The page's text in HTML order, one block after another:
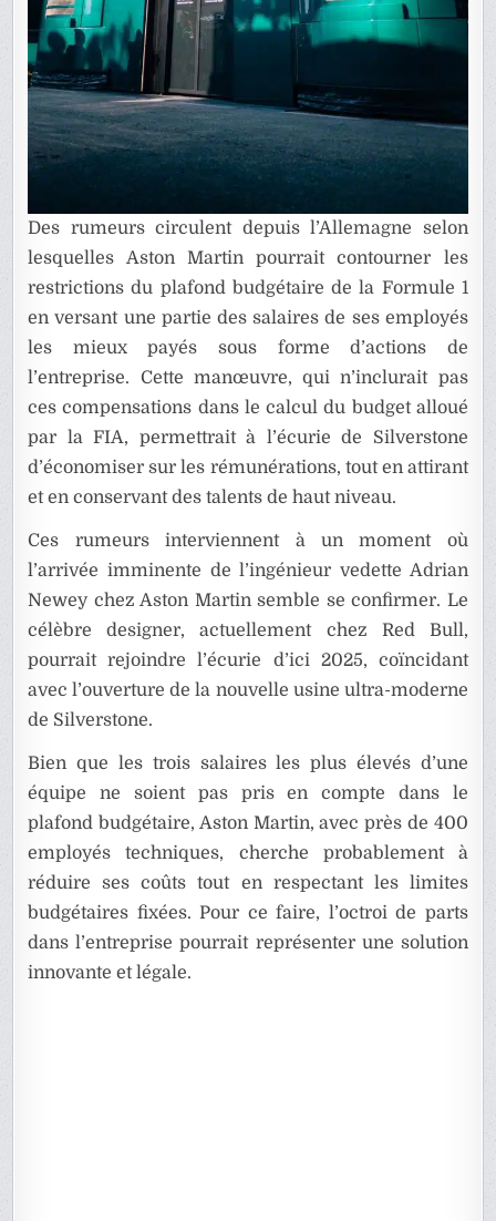
Des rumeurs circulent depuis l’Allemagne selon
lesquelles Aston Martin pourrait contourner les
restrictions du plafond budgétaire de la Formule 1
en versant une partie des salaires de ses employés
les mieux payés sous forme d’actions de
l’entreprise. Cette manœuvre, qui n’inclurait pas
ces compensations dans le calcul du budget alloué
par la FIA, permettrait à l’écurie de Silverstone
d’économiser sur les rémunérations, tout en attirant
et en conservant des talents de haut niveau.
Ces rumeurs interviennent à un moment où
l’arrivée imminente de l’ingénieur vedette Adrian
Newey chez Aston Martin semble se confirmer. Le
célèbre designer, actuellement chez Red Bull,
pourrait rejoindre l’écurie d’ici 2025, coïncidant
avec l’ouverture de la nouvelle usine ultra-moderne
de Silverstone.
Bien que les trois salaires les plus élevés d’une
équipe ne soient pas pris en compte dans le
plafond budgétaire, Aston Martin, avec près de 400
employés techniques, cherche probablement à
réduire ses coûts tout en respectant les limites
budgétaires fixées. Pour ce faire, l’octroi de parts
dans l’entreprise pourrait représenter une solution
innovante et légale.